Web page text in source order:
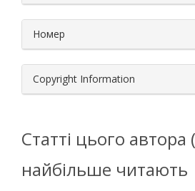
Номер
Copyright Information
Статті цього автора
найбільше читають